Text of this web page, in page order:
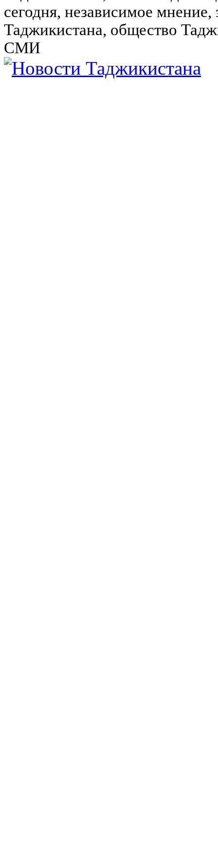
сегодня, независимое
Таджикистана, общество
СМИ